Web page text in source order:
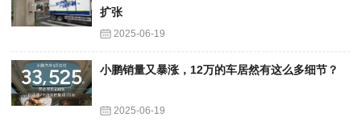
扩张
2025-06-19
小鹏销量又暴涨，12万的车居然有这么多细节？
2025-06-19